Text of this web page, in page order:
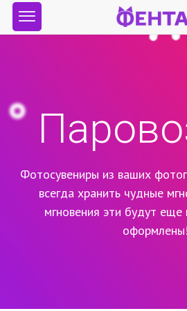
Фотосувениры из ваших
всегда хранить чудные
мгновения эти будут еще
оформлены!